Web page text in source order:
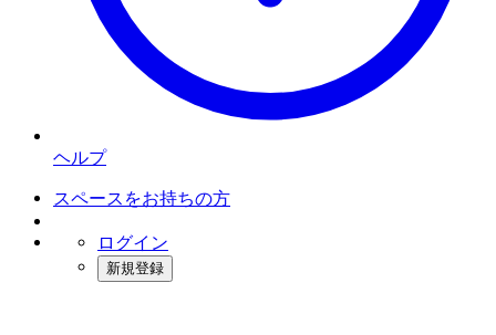
ヘルプ
スペースをお持ちの方
ログイン
新規登録